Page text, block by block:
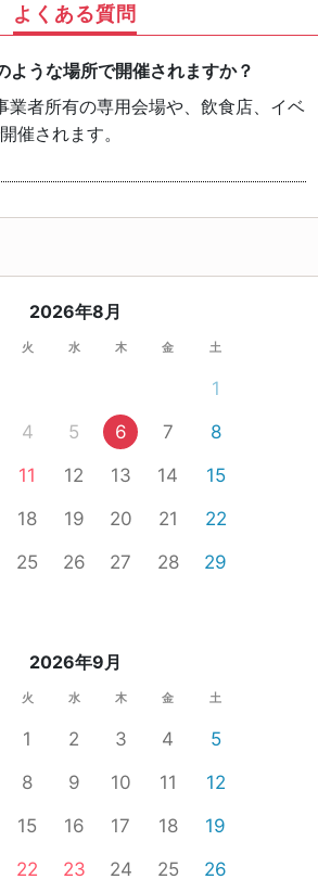
よくある質問
ような場所で開催されますか？
業者所有の専用会場や、飲食店、イベ
催されます。
2026年8月
火 水 木 金 土
1
4 5 6 7
8
11 12 13 14
15
18 19 20 21
22
25 26 27 28
29
2026年9月
火 水 木 金 土
1 2 3 4
5
8 9 10 11
12
15 16 17 18
19
22 23 24 25 26